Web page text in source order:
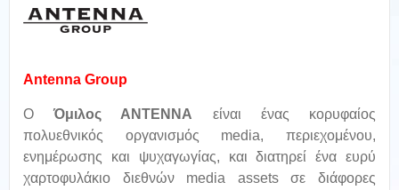
Antenna Group
ΟΌμιλος ΑΝΤΕΝΝΑ είναι ένας κορυφαίος
πολυεθνικός οργανισμός media, περιεχομένου,
ενημέρωσης και ψυχαγωγίας, και διατηρεί ένα ευρύ
χαρτοφυλάκιο διεθνών media assets σε διάφορες